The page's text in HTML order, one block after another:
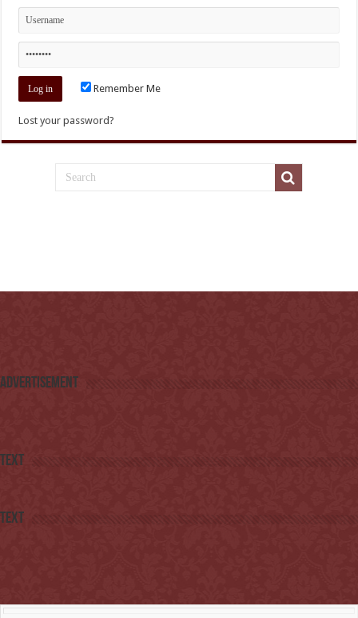
Remember Me
Lost your password?
Advertisement
Text
Text